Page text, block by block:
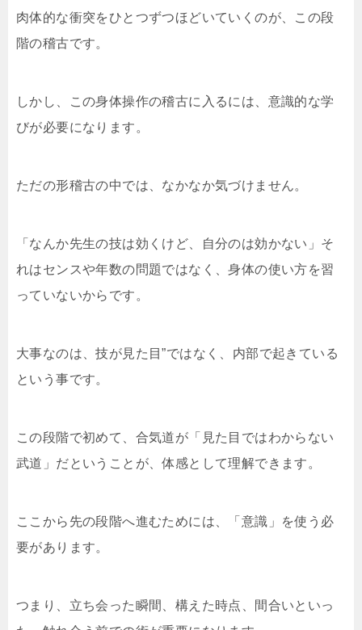
肉体的な衝突をひとつずつほどいていくのが、この段
階の稽古です。
しかし、この身体操作の稽古に入るには、意識的な学
びが必要になります。
ただの形稽古の中では、なかなか気づけません。
「なんか先生の技は効くけど、自分のは効かない」そ
れはセンスや年数の問題ではなく、身体の使い方を習
っていないからです。
大事なのは、技が見た目”ではなく、内部で起きている
という事です。
この段階で初めて、合気道が「見た目ではわからない
武道」だということが、体感として理解できます。
ここから先の段階へ進むためには、「意識」を使う必
要があります。
つまり、立ち会った瞬間、構えた時点、間合いといっ